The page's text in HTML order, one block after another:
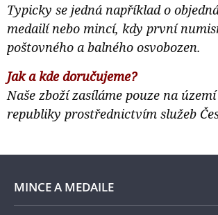
Typicky se jedná například o
medailí nebo mincí, kdy první
poštovného a balného osvobozen.
Jak a kde doručujeme?
Naše zboží zasíláme pouze na území
republiky prostřednictvím služeb
MINCE A MEDAILE